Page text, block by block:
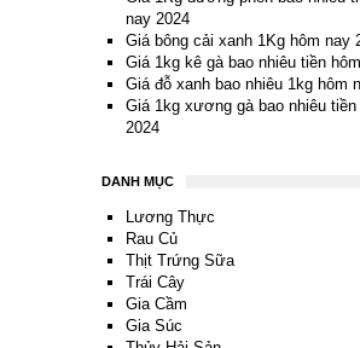
nay 2024
Giá bông cải xanh 1Kg hôm nay
Giá 1kg kê gà bao nhiêu tiền
Giá đỗ xanh bao nhiêu 1kg hôm
Giá 1kg xương gà bao nhiêu tiền
2024
DANH MỤC
Lương Thực
Rau Củ
Thịt Trứng Sữa
Trái Cây
Gia Cầm
Gia Súc